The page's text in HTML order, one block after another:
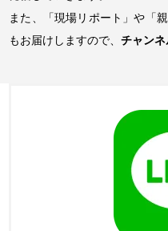
また、「現場リポート」や「
もお届けしますので、チャンネ